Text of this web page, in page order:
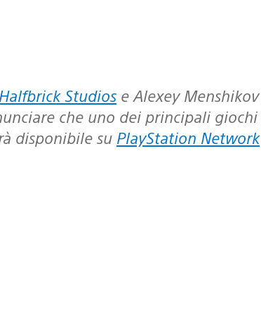
Halfbrick Studios e Alexey
che uno dei principali giochi
disponibile su PlayStation Network